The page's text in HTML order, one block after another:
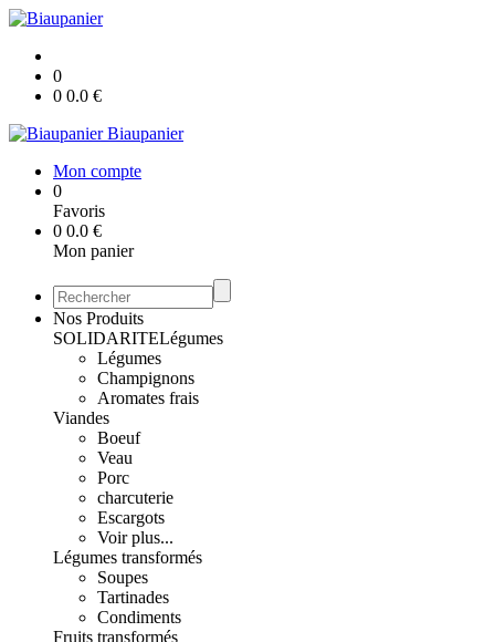
0
0 0.0 €
Biaupanier
Mon compte
0
Favoris
0 0.0 €
Mon panier
Nos Produits
SOLIDARITELégumes
Légumes
Champignons
Aromates frais
Viandes
Boeuf
Veau
Porc
charcuterie
Escargots
Voir plus...
Légumes transformés
Soupes
Tartinades
Condiments
Fruits transformés